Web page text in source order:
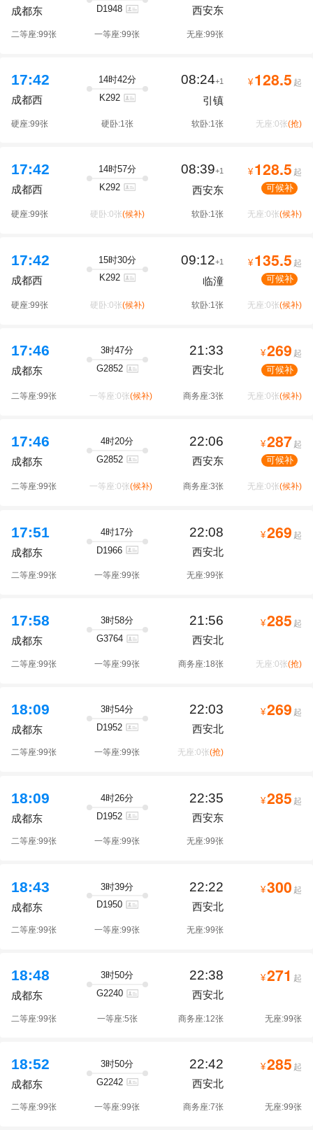
成都东 D1948 西安东
二等座:99张 一等座:99张 无座:99张
17:42
成都西
14时42分
K292
08:24+1
引镇
¥ 128.5 起
硬座:99张 硬卧:1张 软卧:1张 无座:0张(抢)
17:42
成都西
14时57分
K292
08:39+1
西安东
¥ 128.5 起
可候补
硬座:99张 硬卧:0张(候补) 软卧:1张 无座:0张(候补)
17:42
成都西
15时30分
K292
09:12+1
临潼
¥ 135.5 起
可候补
硬座:99张 硬卧:0张(候补) 软卧:1张 无座:0张(候补)
17:46
成都东
3时47分
G2852
21:33
西安北
¥269 起
可候补
二等座:99张 一等座:0张(候补) 商务座:3张 无座:0张(候补)
17:46
成都东
4时20分
G2852
22:06
西安东
¥287 起
可候补
二等座:99张 一等座:0张(候补) 商务座:3张 无座:0张(候补)
17:51
成都东
4时17分
D1966
22:08
西安北
¥269 起
二等座:99张 一等座:99张 无座:99张
17:58
成都东
3时58分
G3764
21:56
西安北
¥285 起
二等座:99张 一等座:99张 商务座:18张 无座:0张(抢)
18:09
成都东
3时54分
D1952
22:03
西安北
¥269 起
二等座:99张 一等座:99张 无座:0张(抢)
18:09
成都东
4时26分
D1952
22:35
西安东
¥285 起
二等座:99张 一等座:99张 无座:99张
18:43
成都东
3时39分
D1950
22:22
西安北
¥300 起
二等座:99张 一等座:99张 无座:99张
18:48
成都东
3时50分
G2240
22:38
西安北
¥271 起
二等座:99张 一等座:5张 商务座:12张 无座:99张
18:52
成都东
3时50分
G2242
22:42
西安北
¥285 起
二等座:99张 一等座:99张 商务座:7张 无座:99张